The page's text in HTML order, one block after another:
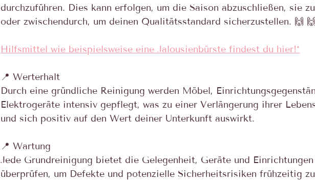
durchzuführen. Dies kann erfolgen, um die Saison abzuschließen, sie
oder zwischendurch, um deinen Qualitätsstandard sicherzustellen. 🙌
Hilfsmittel wie beispielsweise eine Jalousienbürste findest du hier!*
📍 Werterhalt
Durch eine gründliche Reinigung werden Möbel,
Elektrogeräte intensiv gepflegt, was zu einer Verlängerung ihrer
und sich positiv auf den Wert deiner Unterkunft auswirkt.
📍 Wartung
Jede Grundreinigung bietet die Gelegenheit, Geräte und
überprüfen, um Defekte und potenzielle Sicherheitsrisiken frühzeitig